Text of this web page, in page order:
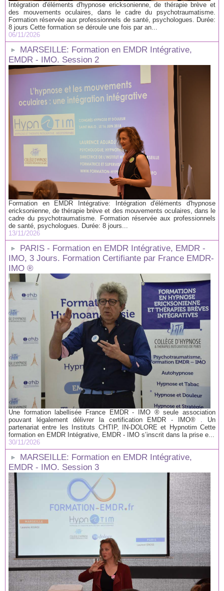
Intégration d'éléments d'hypnose ericksonienne, de thérapie brève et
des mouvements oculaires, dans le cadre du psychotraumatisme.
Formation réservée aux professionnels de santé, psychologues. Durée:
8 jours Cette formation se déroule une fois par an...
06/11/2026
MARSEILLE: Formation en EMDR Intégrative,
EMDR - IMO. Session 2
Formation en EMDR Intégrative: Intégration d'éléments d'hypnose
ericksonienne, de thérapie brève et des mouvements oculaires, dans le
cadre du psychotraumatisme. Formation réservée aux professionnels
de santé, psychologues. Durée: 8 jours...
13/11/2026
PARIS - Formation en EMDR Intégrative, EMDR -
IMO, 3 Jours. Formation Certifiante par France EMDR-
IMO ®
Une formation labellisée France EMDR - IMO ® seule association
pouvant légalement délivrer la certification EMDR - IMO® . Un
partenariat entre les Instituts CHTIP, IN-DOLORE et Hypnotim Cette
formation en EMDR Intégrative, EMDR - IMO s’inscrit dans la prise e...
30/11/2026
MARSEILLE: Formation en EMDR Intégrative,
EMDR - IMO. Session 3